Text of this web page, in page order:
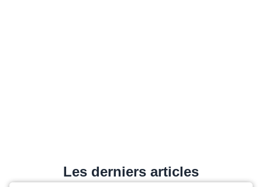
Les derniers articles